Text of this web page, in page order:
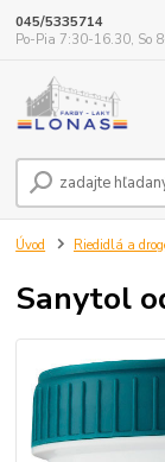
045/5335714
Po-Pia 7:30-16.30, So
Úvod Riedidlá a
Sanytol